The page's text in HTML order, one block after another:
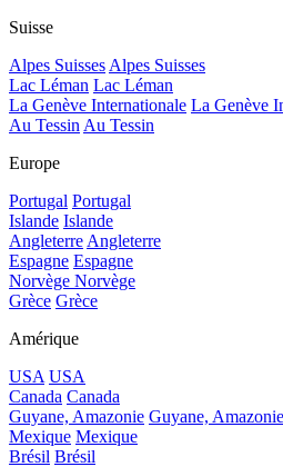
Suisse
Alpes Suisses Alpes Suisses
Lac Léman Lac Léman
La Genève Internationale La Genève
Au Tessin Au Tessin
Europe
Portugal Portugal
Islande Islande
Angleterre Angleterre
Espagne Espagne
Norvège Norvège
Grèce Grèce
Amérique
USA USA
Canada Canada
Guyane, Amazonie Guyane, Amazonie
Mexique Mexique
Brésil Brésil